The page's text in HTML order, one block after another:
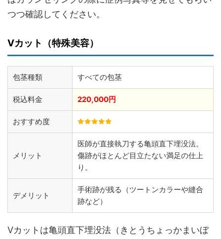
つつ確認してください。
Vカット（特殊美容）
包茎種類 すべての包茎
税込料金 220,000円
おすすめ度
メリット
医師が直接執刀する亀頭直下埋没法。
傷跡がほとんど目立たない満足の仕上
り。
デメリット
手術跡が残る（ツートンカラーや縫合
跡など）
Vカットは亀頭直下埋没法（きとうちょっかまいぼ